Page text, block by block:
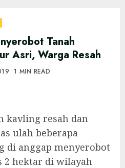
Tanah
Asri, Warga Resah
1 MIN READ
kavling resah dan
ulah beberapa
di anggap menyerobot
2 hektar di wilayah